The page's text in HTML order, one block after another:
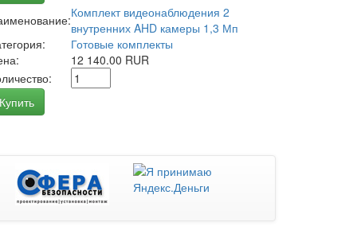
Комплект видеонаблюдения 2
внутренних AHD камеры 1,3 Мп
Готовые комплекты
12 140.00 RUR
Купить